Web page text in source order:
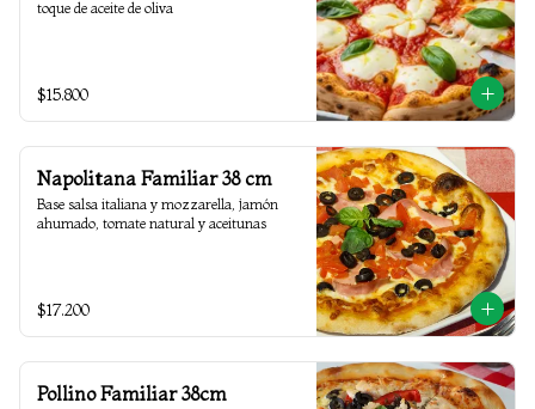
toque de aceite de oliva
$15.800
Napolitana Familiar 38 cm
Base salsa italiana y mozzarella, jamón
ahumado, tomate natural y aceitunas
$17.200
Pollino Familiar 38cm